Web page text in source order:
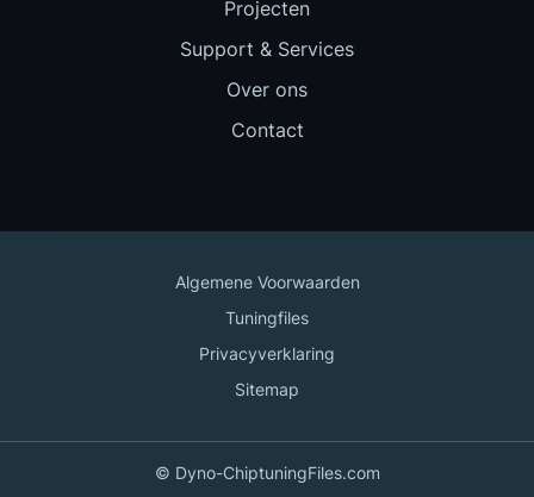
Projecten
Support & Services
Over ons
Contact
Algemene Voorwaarden
Tuningfiles
Privacyverklaring
Sitemap
© Dyno-ChiptuningFiles.com